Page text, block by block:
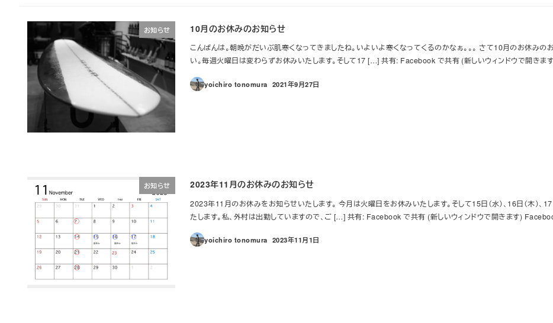
お知らせ 10月のお休みのお知らせ
こんばんは。朝晩がだいぶ肌寒くなってきましたね。いよいよ寒くなってくるのかなぁ。。。 さて10月のお休み
い。毎週火曜日は変わらずお休みいたします。そして17 […] 共有: Facebook で共有 (新しいウィンドウで開き
yoichiro tonomura
投稿日
2021年9月27日
お知らせ 2023年11月のお休みのお知らせ
2023年11月のお休みをお知らせいたします。 今月は火曜日をお休みいたします。そして15日（水）、16日（木）
たします。私、外村は出勤していますので、ご […] 共有: Facebook で共有 (新しいウィンドウで開きます)
yoichiro tonomura
投稿日
2023年11月1日